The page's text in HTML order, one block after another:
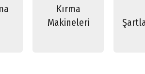
Kırma
Makineleri